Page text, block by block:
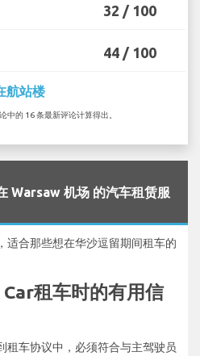
32 / 100
44 / 100
航站楼
中的 16 条最新评论计算得出。
Warsaw 机场 的汽车租赁服
，适合那些想在华沙逗留期间租车的
租车时的有用信
租车协议中，必须符合与主驾驶员